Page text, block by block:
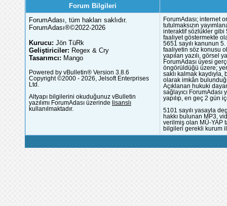
Forum Bilgileri
ForumAdası, tüm hakları saklıdır.
ForumAdası®©2022-2026
Kurucu: Jön TüRk
Geliştiriciler: Regex & Cry
Tasarımcı: Mango
Powered by vBulletin® Version 3.8.6
Copyright ©2000 - 2026, Jelsoft Enterprises
Ltd.
Altyapı bilgilerini okuduğunuz vBulletin
yazılımı ForumAdası üzerinde lisanslı
kullanılmaktadır.
ForumAdası; internet
tutulmaksızın
interaktif sözlükler gibi
faaliyet göstermekte
5651 sayılı kanunun
faaliyetin söz konusu
yapılan yazılı, görsel
ForumAdası üyesi
öngörüldüğü üzere;
saklı kalmak
olarak imkân
Açıklanan hukuki
sağlayıcı
yapılıp, en geç 2 gün
5101 sayılı yasayla
hakkı bulunan MP3,
verilmiş olan MÜ-YAP
bilgileri gerekli kurum